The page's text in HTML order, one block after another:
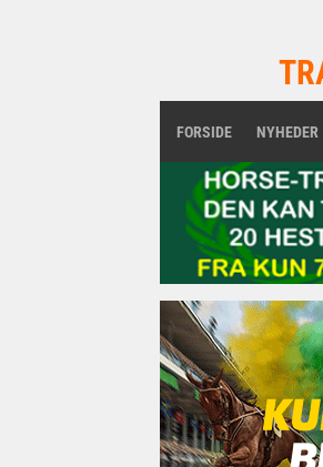
FORSIDE NYHEDER